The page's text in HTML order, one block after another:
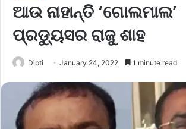
ଆଉ ନାହାନ୍ତି ‘ଗୋଲମାଲ’
ପ୍ରଡ୍ୟୁସର ରାଜୁ ଶାହ
Dipti January 24, 2022 1 minute read